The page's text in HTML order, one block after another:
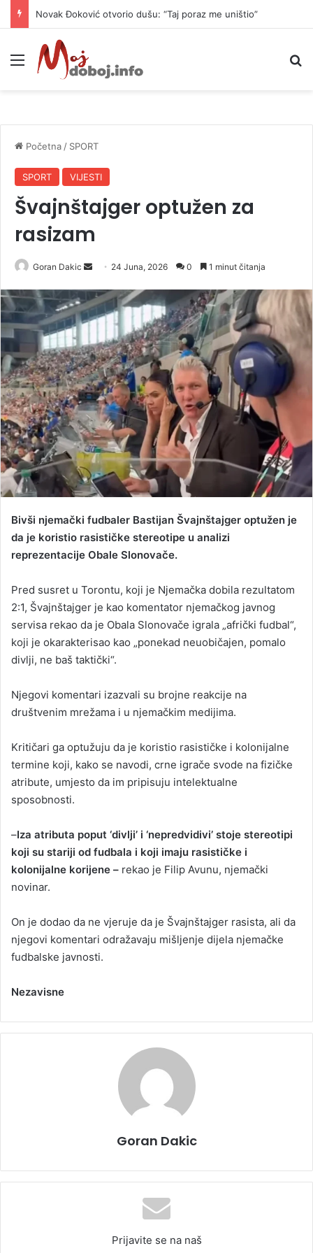
Novak Đoković otvorio dušu: “Taj poraz me uništio”
Meni
Početna / SPORT
SPORT VIJESTI
Švajnštajger optužen za
rasizam
Goran Dakic
n
d
n
e
m
a
i
l
24 Juna, 2026 0 1 minut čitanja
Bivši njemački fudbaler Bastijan Švajnštajger optužen je
da je koristio rasističke stereotipe u analizi
reprezentacije Obale Slonovače.
Pred susret u Torontu, koji je Njemačka dobila rezultatom
2:1, Švajnštajger je kao komentator njemačkog javnog
servisa rekao da je Obala Slonovače igrala „afrički fudbal“,
koji je okarakterisao kao „ponekad neuobičajen, pomalo
divlji, ne baš taktički“.
Njegovi komentari izazvali su brojne reakcije na
društvenim mrežama i u njemačkim medijima.
Kritičari ga optužuju da je koristio rasističke i kolonijalne
termine koji, kako se navodi, crne igrače svode na fizičke
atribute, umjesto da im pripisuju intelektualne
sposobnosti.
–Iza atributa poput ‘divlji’ i ‘nepredvidivi’ stoje stereotipi
koji su stariji od fudbala i koji imaju rasističke i
kolonijalne korijene – rekao je Filip Avunu, njemački
novinar.
On je dodao da ne vjeruje da je Švajnštajger rasista, ali da
njegovi komentari odražavaju mišljenje dijela njemačke
fudbalske javnosti.
Nezavisne
Goran Dakic
Prijavite se na naš